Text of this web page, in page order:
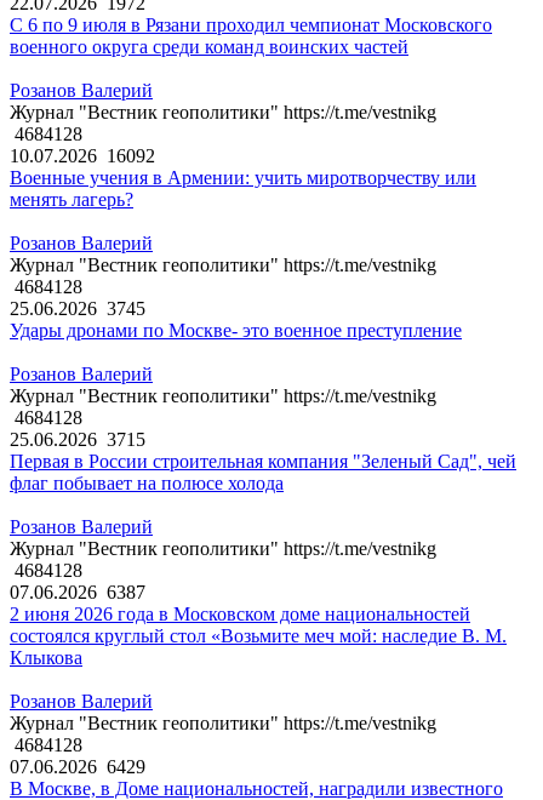
С 6 по 9 июля в Рязани проходил чемпионат Московского
военного округа среди команд воинских частей
Розанов Валерий
Журнал "Вестник геополитики" https://t.me/vestnikg
4684128
10.07.2026 16092
Военные учения в Армении: учить миротворчеству или
менять лагерь?
Розанов Валерий
Журнал "Вестник геополитики" https://t.me/vestnikg
4684128
25.06.2026 3745
Удары дронами по Москве- это военное преступление
Розанов Валерий
Журнал "Вестник геополитики" https://t.me/vestnikg
4684128
25.06.2026 3715
Первая в России строительная компания "Зеленый Сад", чей
флаг побывает на полюсе холода
Розанов Валерий
Журнал "Вестник геополитики" https://t.me/vestnikg
4684128
07.06.2026 6387
2 июня 2026 года в Московском доме национальностей
состоялся круглый стол «Возьмите меч мой: наследие В. М.
Клыкова
Розанов Валерий
Журнал "Вестник геополитики" https://t.me/vestnikg
4684128
07.06.2026 6429
В Москве, в Доме национальностей, наградили известного